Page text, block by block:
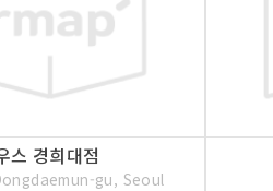
스 경희대점
gu, Seoul